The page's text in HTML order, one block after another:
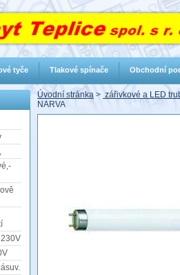
Úvodní stránka > zářivkové a LED
NARVA
tyče Tlakové spínače Obchodní